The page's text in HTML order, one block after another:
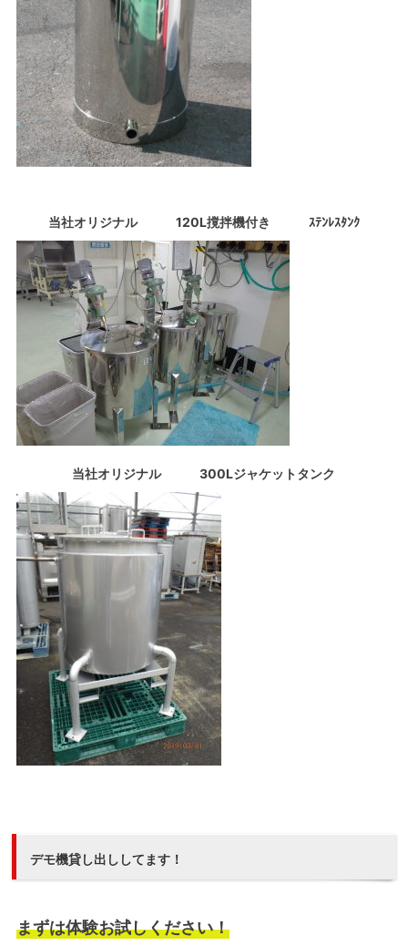
当社オリジナル 120L撹拌機付き ｽﾃﾝﾚｽﾀﾝｸ
当社オリジナル 300Lジャケットタンク
デモ機貸し出ししてます！
まずは体験お試しください！